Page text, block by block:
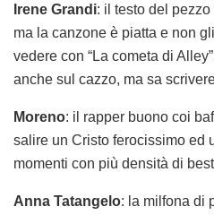
Irene Grandi: il testo del
ma la canzone è piatta e non
vedere con “La cometa di
anche sul cazzo, ma sa
Moreno: il rapper buono coi
salire un Cristo ferocissimo ed
momenti con più densità di
Anna Tatangelo: la milfona di